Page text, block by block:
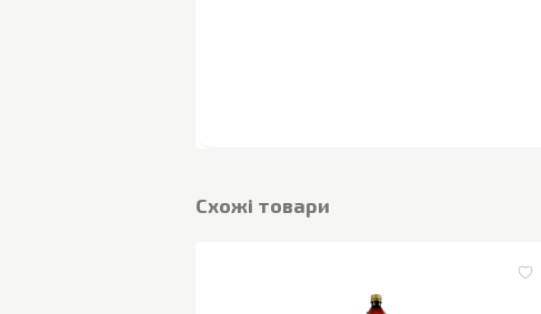
Cхожі товари